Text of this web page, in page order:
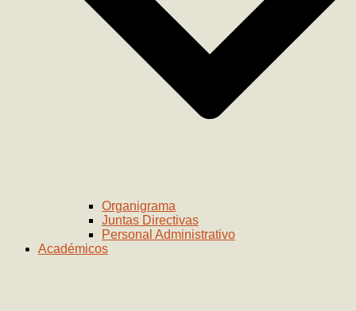
Organigrama
Juntas Directivas
Personal Administrativo
Académicos